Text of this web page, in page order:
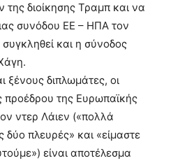
διοίκησης Τραμπ και να
συνόδου ΕΕ – ΗΠΑ τον
και η σύνοδος
διπλωμάτες, οι
προέδρου της Ευρωπαϊκής
ντερ Λάιεν («πολλά
δύο πλευρές» και «είμαστε
είναι αποτέλεσμα